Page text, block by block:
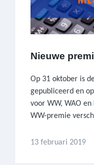
Nieuwe
Op 31 oktober is
gepubliceerd en
voor WW, WAO
WW-premie
13 februari 2019